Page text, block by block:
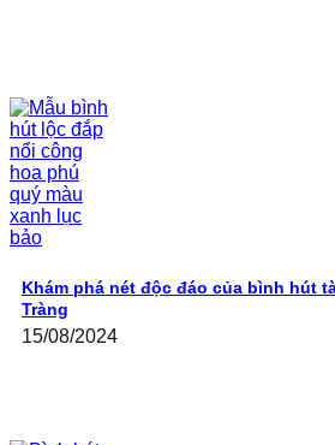
Khám phá nét độc đáo của bình hút
Tràng
15/08/2024